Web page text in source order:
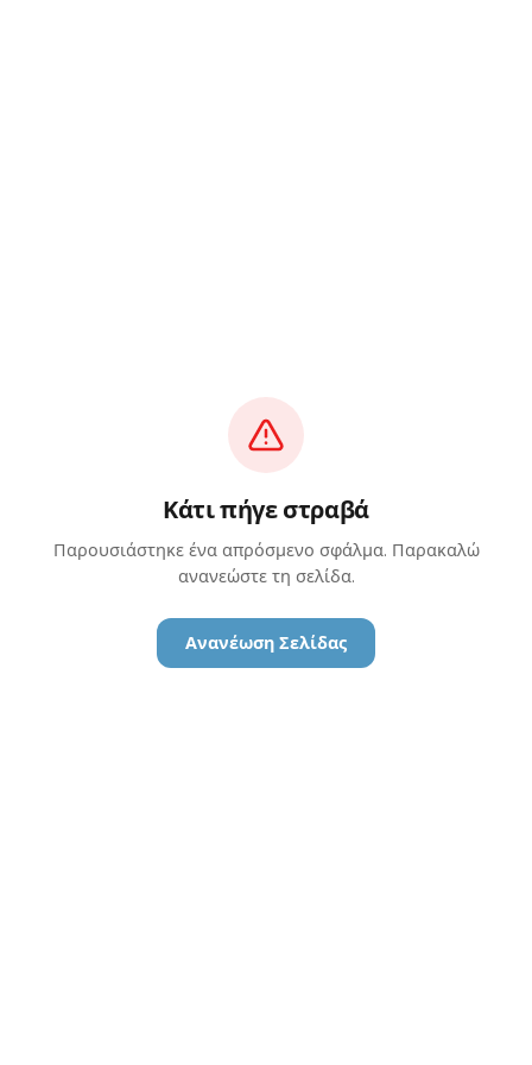
Κάτι πήγε στραβά
Παρουσιάστηκε ένα απρόσμενο σφάλμα. Παρακαλώ
ανανεώστε τη σελίδα.
Ανανέωση Σελίδας